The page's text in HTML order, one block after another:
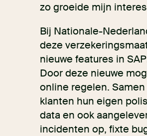
zo groeide mijn
Bij Nationale-
deze
nieuwe features in
Door deze nieuwe
online regelen.
klanten hun eigen
data en ook
incidenten op, fixte